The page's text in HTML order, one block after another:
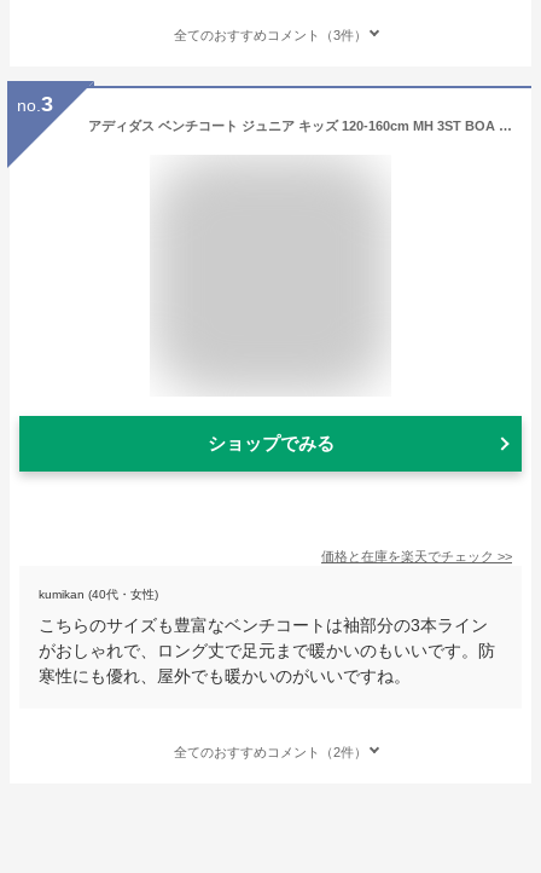
全てのおすすめコメント（3件）
no. 3
アディダス ベンチコート ジュニア キッズ 120-160cm MH 3ST BOA ロングコート JH1087 KWY19 adidas ロング丈 保温 防寒 冬 暖かい スポーツ観戦 子供
ショップでみる
価格と在庫を楽天でチェック >>
kumikan (40代・女性)
こちらのサイズも豊富なベンチコートは袖部分の3本ライン
がおしゃれで、ロング丈で足元まで暖かいのもいいです。防
寒性にも優れ、屋外でも暖かいのがいいですね。
全てのおすすめコメント（2件）